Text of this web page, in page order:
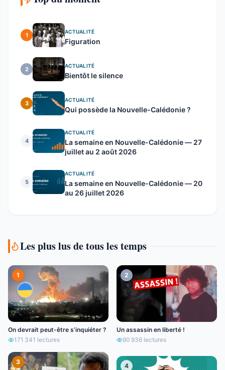
1
ACTUALITÉ
Figuration
2
ACTUALITÉ
Bientôt le silence
3
ACTUALITÉ
Qui possède la Nouvelle-Calédonie ?
4
ACTUALITÉ
La semaine en Nouvelle-Calédonie — 27
juillet au 2 août 2026
5
ACTUALITÉ
La semaine en Nouvelle-Calédonie — 20
au 26 juillet 2026
Les plus lus de tous les temps
1
On devrait peut-être s’inquiéter ?
171 341 lectures
2
Un assassin en liberté !
90 936 lectures
3
4